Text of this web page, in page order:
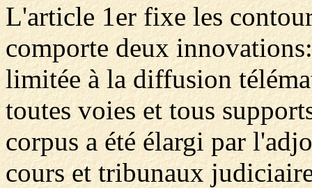
L'article 1er fixe les
comporte deux
limitée à la diffusion
toutes voies et tous
corpus a été élargi par
cours et tribunaux